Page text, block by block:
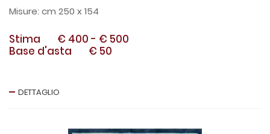
cm 250 x 154
Stima € 400 - € 500
Base d'asta
€ 50
DETTAGLIO